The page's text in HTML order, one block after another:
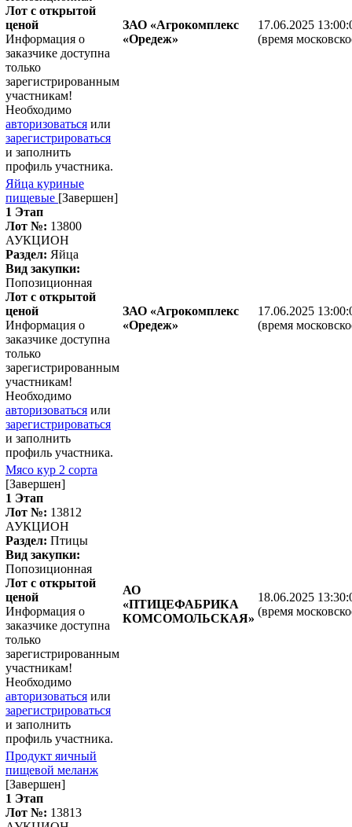
Лот с открытой
ценой
Информация о
заказчике доступна
только
зарегистрированным
участникам!
Необходимо
авторизоваться или
зарегистрироваться
и заполнить
профиль участника.
ЗАО «Агрокомплекс
«Оредеж»
17.06.2025
(время
Яйца куриные
пищевые [Завершен]
1 Этап
Лот №: 13800
АУКЦИОН
Раздел: Яйца
Вид закупки:
Попозиционная
Лот с открытой
ценой
Информация о
заказчике доступна
только
зарегистрированным
участникам!
Необходимо
авторизоваться или
зарегистрироваться
и заполнить
профиль участника.
ЗАО «Агрокомплекс
«Оредеж»
17.06.2025
(время
Мясо кур 2 сорта
[Завершен]
1 Этап
Лот №: 13812
АУКЦИОН
Раздел: Птицы
Вид закупки:
Попозиционная
Лот с открытой
ценой
Информация о
заказчике доступна
только
зарегистрированным
участникам!
Необходимо
авторизоваться или
зарегистрироваться
и заполнить
профиль участника.
АО
«ПТИЦЕФАБРИКА
КОМСОМОЛЬСКАЯ»
18.06.2025
(время
Продукт яичный
пищевой меланж
[Завершен]
1 Этап
Лот №: 13813